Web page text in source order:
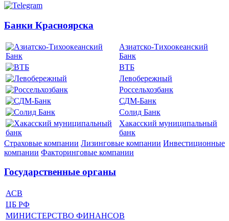
Банки Красноярска
Азиатско-Тихоокеанский
Банк
ВТБ
Левобережный
Россельхозбанк
СДМ-Банк
Солид Банк
Хакасский муниципальный
банк
Страховые компании Лизинговые компании Инвестиционные
компании Факторинговые компании
Государственные органы
АСВ
ЦБ РФ
МИНИСТЕРСТВО ФИНАНСОВ